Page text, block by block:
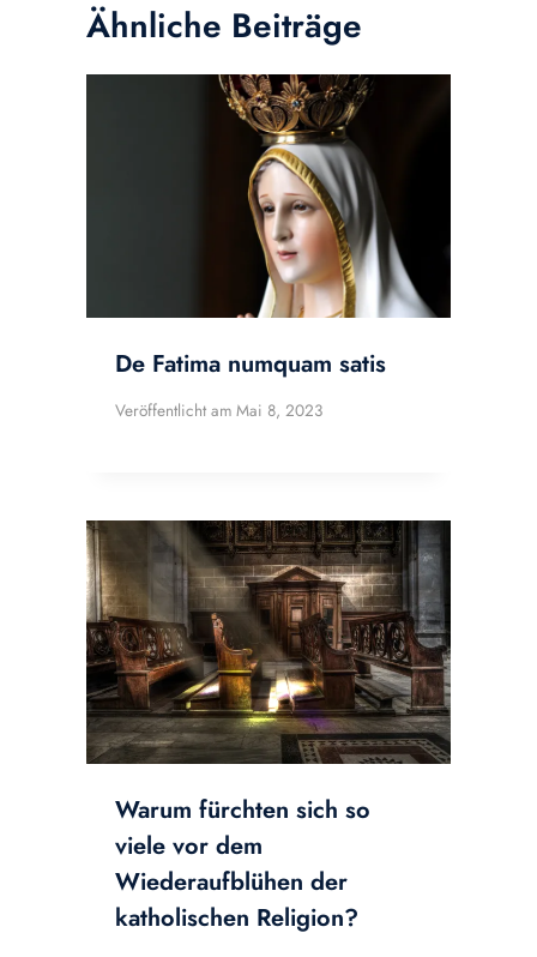
Ähnliche Beiträge
De Fatima numquam satis
Veröffentlicht am Mai 8, 2023
Warum fürchten sich so
viele vor dem
Wiederaufblühen der
katholischen Religion?